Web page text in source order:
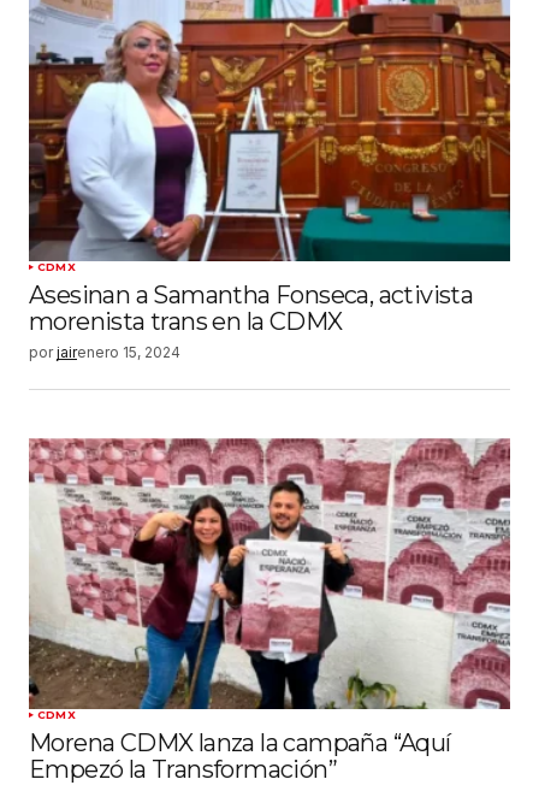
CDMX
Asesinan a Samantha Fonseca, activista
morenista trans en la CDMX
por jairenero 15, 2024
CDMX
Morena CDMX lanza la campaña “Aquí
Empezó la Transformación”